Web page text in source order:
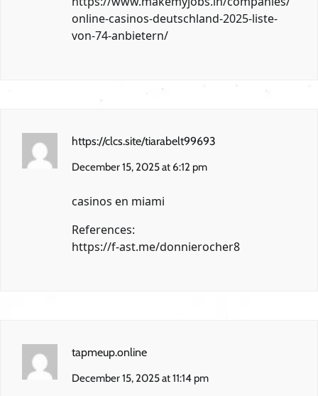
online-casinos-deutschland-2025-liste-
von-74-anbietern/
https://clcs.site/tiarabelt99693
December 15, 2025 at 6:12 pm
casinos en miami
References:
https://f-ast.me/donnierocher8
tapmeup.online
December 15, 2025 at 11:14 pm